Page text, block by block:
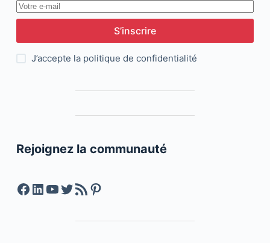
S’inscrire
J’accepte la politique de confidentialité
Rejoignez la communauté
Facebook
LinkedIn
YouTube
Twitter
Feed RSSPinterest